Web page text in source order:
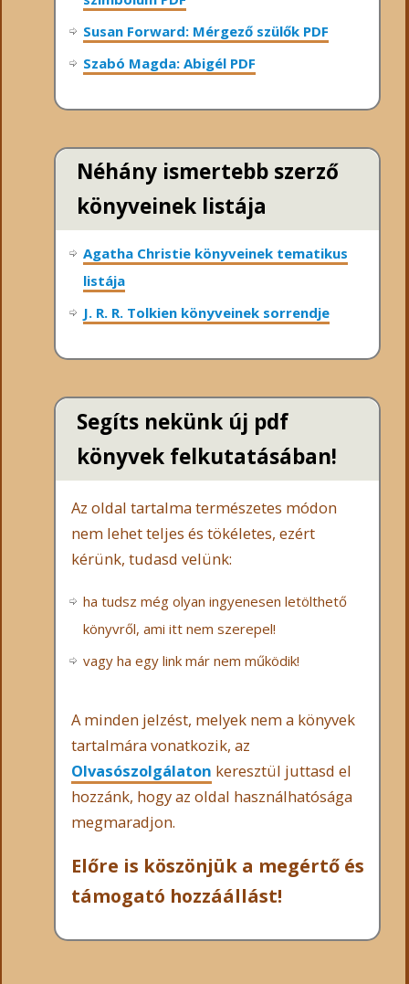
Susan Forward: Mérgező szülők PDF
Szabó Magda: Abigél PDF
Néhány ismertebb szerző
könyveinek listája
Agatha Christie könyveinek tematikus
listája
J. R. R. Tolkien könyveinek sorrendje
Segíts nekünk új pdf
könyvek felkutatásában!
Az oldal tartalma természetes módon
nem lehet teljes és tökéletes, ezért
kérünk, tudasd velünk:
ha tudsz még olyan ingyenesen letölthető
könyvről, ami itt nem szerepel!
vagy ha egy link már nem működik!
A minden jelzést, melyek nem a könyvek
tartalmára vonatkozik, az
Olvasószolgálaton keresztül juttasd el
hozzánk, hogy az oldal használhatósága
megmaradjon.
Előre is köszönjük a megértő és
támogató hozzáállást!